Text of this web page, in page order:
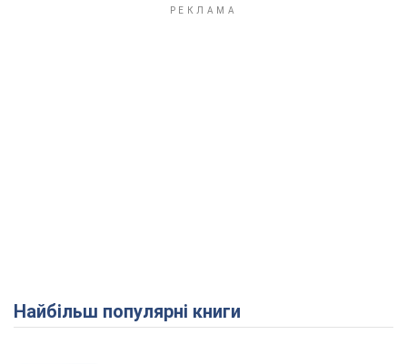
Найбільш популярні книги